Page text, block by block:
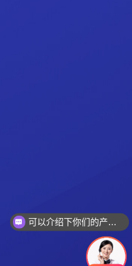
你们是怎么收费的呢